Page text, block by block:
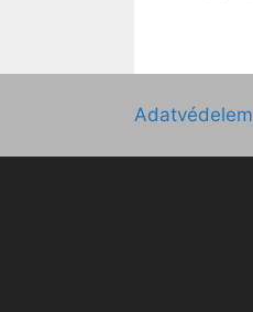
Adatvédelem